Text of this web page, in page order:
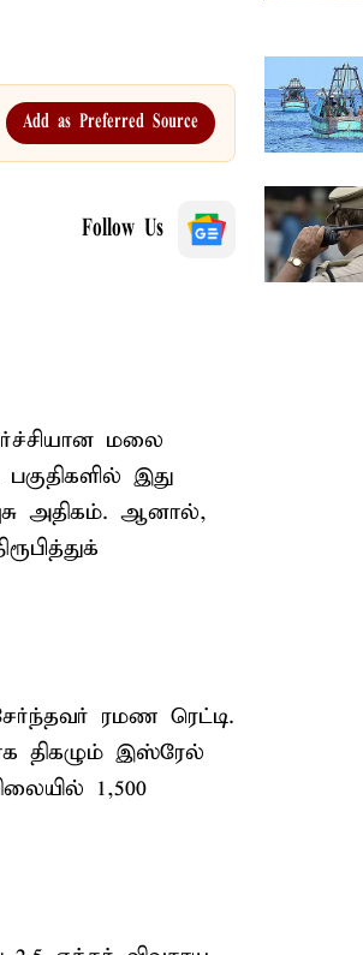
Add as Preferred Source
Follow Us
மலை
இது
அதிகம். ஆனால்,
ரமண ரெட்டி.
திகழும் இஸ்ரேல்
1,500